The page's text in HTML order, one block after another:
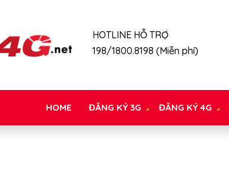
HOTLINE HỖ TRỢ
198/1800.8198 (Miễn phí)
HOME ĐĂNG KÝ 3G ĐĂNG KÝ 4G